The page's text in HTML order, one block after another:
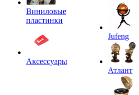
Виниловые
пластинки
Аксессуары
Jufeng
Атлант